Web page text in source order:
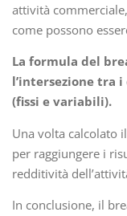
attività
come possono
La formula del
l’intersezione tra
(fissi e variabili).
Una volta calcolato
per raggiungere i
redditività
In conclusione, il